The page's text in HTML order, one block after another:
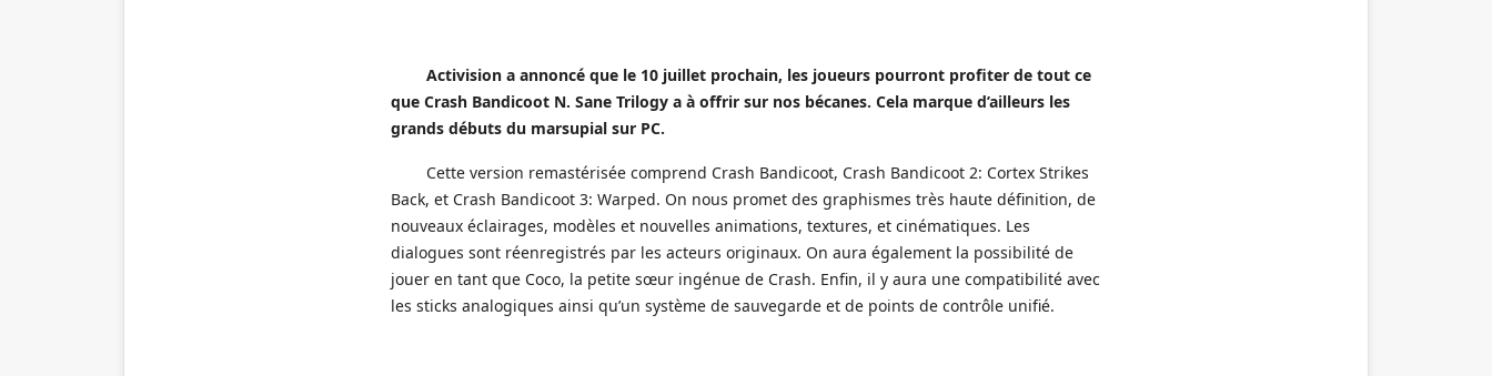
Activision a annoncé que le 10 juillet prochain, les joueurs pourront profiter de tout ce
que Crash Bandicoot N. Sane Trilogy a à offrir sur nos bécanes. Cela marque d’ailleurs les
grands débuts du marsupial sur PC.
Cette version remastérisée comprend Crash Bandicoot, Crash Bandicoot 2: Cortex Strikes
Back, et Crash Bandicoot 3: Warped. On nous promet des graphismes très haute définition, de
nouveaux éclairages, modèles et nouvelles animations, textures, et cinématiques. Les
dialogues sont réenregistrés par les acteurs originaux. On aura également la possibilité de
jouer en tant que Coco, la petite sœur ingénue de Crash. Enfin, il y aura une compatibilité avec
les sticks analogiques ainsi qu’un système de sauvegarde et de points de contrôle unifié.